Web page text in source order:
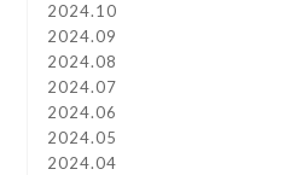
2024.10
2024.09
2024.08
2024.07
2024.06
2024.05
2024.04